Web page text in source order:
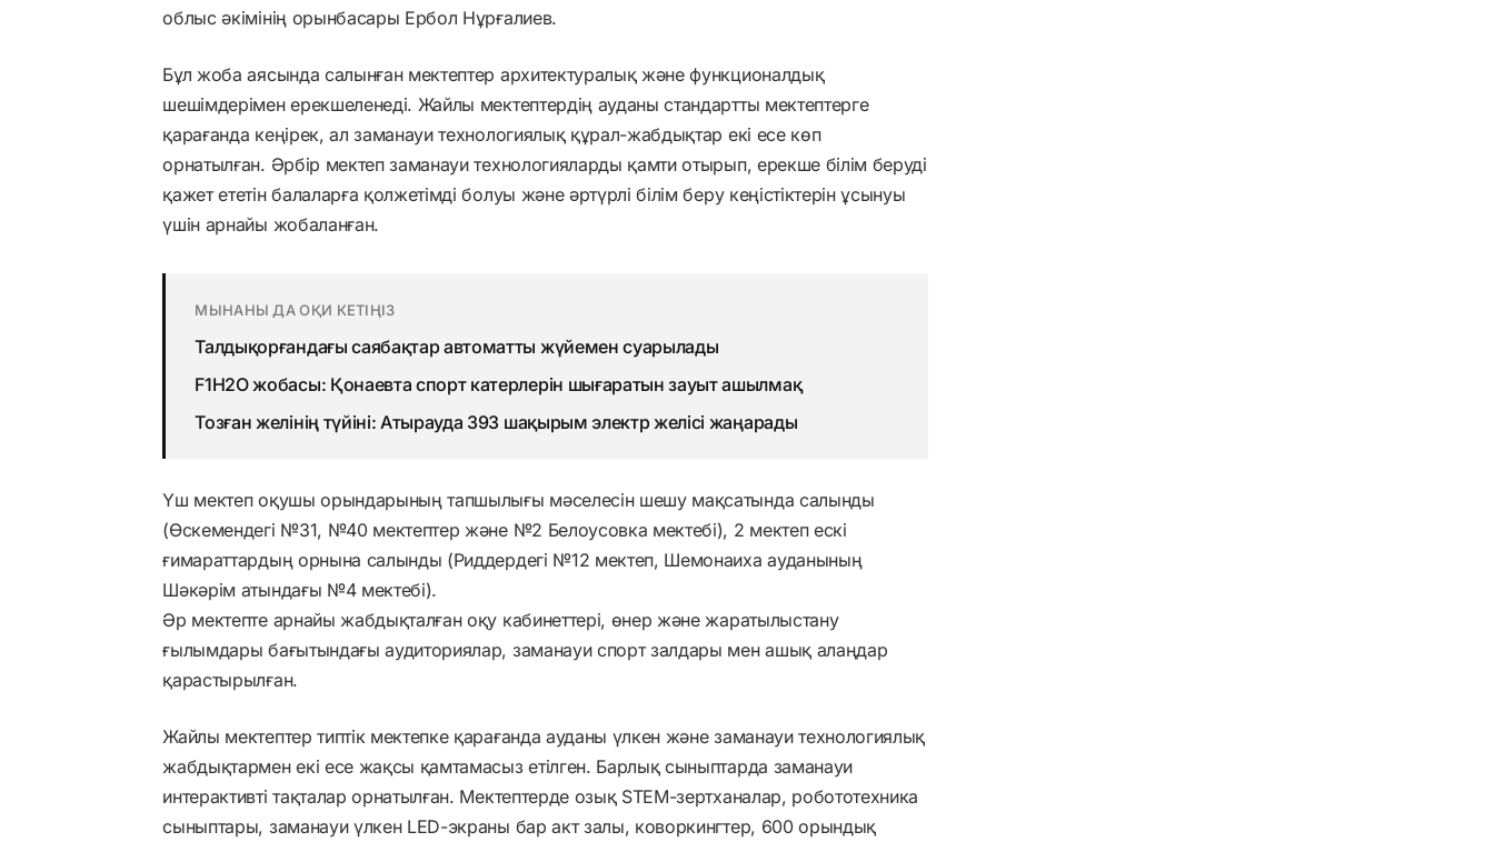
облыс әкімінің орынбасары Ербол Нұрғалиев.
Бұл жоба аясында салынған мектептер архитектуралық және функционалдық
шешімдерімен ерекшеленеді. Жайлы мектептердің ауданы стандартты мектептерге
қарағанда кеңірек, ал заманауи технологиялық құрал-жабдықтар екі есе көп
орнатылған. Әрбір мектеп заманауи технологияларды қамти отырып, ерекше білім беруді
қажет ететін балаларға қолжетімді болуы және әртүрлі білім беру кеңістіктерін ұсынуы
үшін арнайы жобаланған.
МЫНАНЫ ДА ОҚИ КЕТІҢІЗ
Талдықорғандағы саябақтар автоматты жүйемен суарылады
F1H2O жобасы: Қонаевта спорт катерлерін шығаратын зауыт ашылмақ
Тозған желінің түйіні: Атырауда 393 шақырым электр желісі жаңарады
Үш мектеп оқушы орындарының тапшылығы мәселесін шешу мақсатында салынды
(Өскемендегі №31, №40 мектептер және №2 Белоусовка мектебі), 2 мектеп ескі
ғимараттардың орнына салынды (Риддердегі №12 мектеп, Шемонаиха ауданының
Шәкәрім атындағы №4 мектебі).
Әр мектепте арнайы жабдықталған оқу кабинеттері, өнер және жаратылыстану
ғылымдары бағытындағы аудиториялар, заманауи спорт залдары мен ашық алаңдар
қарастырылған.
Жайлы мектептер типтік мектепке қарағанда ауданы үлкен және заманауи технологиялық
жабдықтармен екі есе жақсы қамтамасыз етілген. Барлық сыныптарда заманауи
интерактивті тақталар орнатылған. Мектептерде озық STEM-зертханалар, робототехника
сыныптары, заманауи үлкен LED-экраны бар акт залы, коворкингтер, 600 орындық